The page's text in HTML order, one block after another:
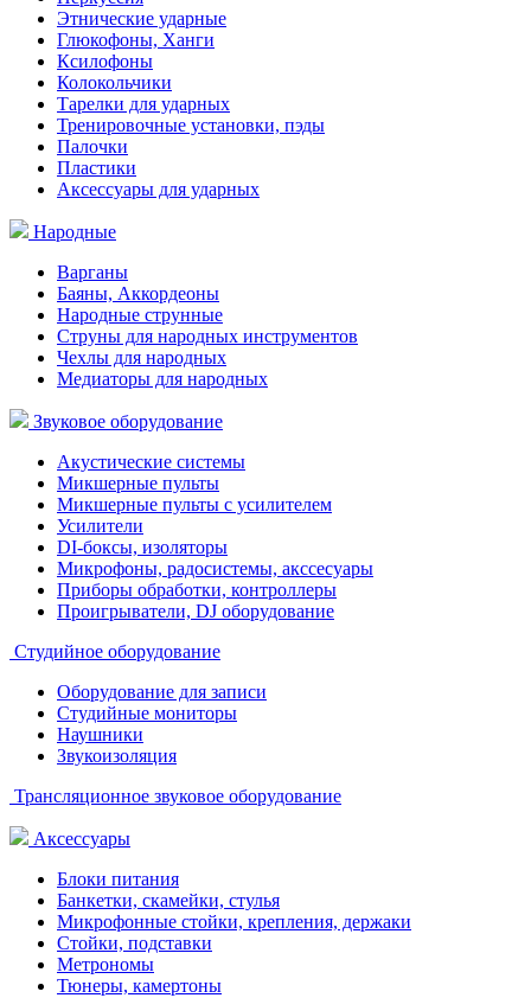
Этнические ударные
Глюкофоны, Ханги
Ксилофоны
Колокольчики
Тарелки для ударных
Тренировочные установки, пэды
Палочки
Пластики
Аксессуары для ударных
Народные
Варганы
Баяны, Аккордеоны
Народные струнные
Струны для народных инструментов
Чехлы для народных
Медиаторы для народных
Звуковое оборудование
Акустические системы
Микшерные пульты
Микшерные пульты с усилителем
Усилители
DI-боксы, изоляторы
Микрофоны, радосистемы, акссесуары
Приборы обработки, контроллеры
Проигрыватели, DJ оборудование
Студийное оборудование
Оборудование для записи
Студийные мониторы
Наушники
Звукоизоляция
Трансляционное звуковое оборудование
Аксессуары
Блоки питания
Банкетки, скамейки, стулья
Микрофонные стойки, крепления, держаки
Стойки, подставки
Метрономы
Тюнеры, камертоны